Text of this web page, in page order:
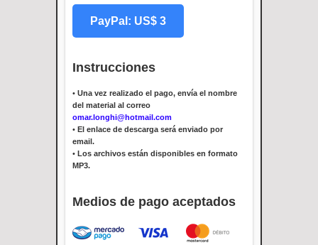
PayPal: US$ 3
Instrucciones
• Una vez realizado el pago, envía el nombre
del material al correo
omar.longhi@hotmail.com
• El enlace de descarga será enviado por
email.
• Los archivos están disponibles en formato
MP3.
Medios de pago aceptados